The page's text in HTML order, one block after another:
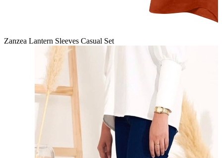
Zanzea Lantern Sleeves Casual Set